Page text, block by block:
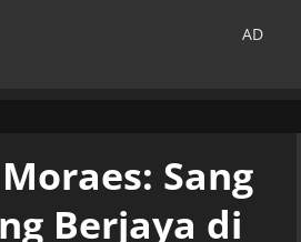
Sang
Berjaya di